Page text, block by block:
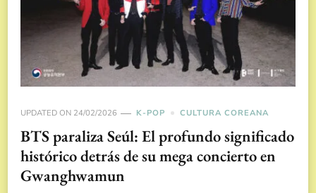
UPDATED ON 24/02/2026 K-POP CULTURA COREANA
BTS paraliza Seúl: El profundo significado
histórico detrás de su mega concierto en
Gwanghwamun